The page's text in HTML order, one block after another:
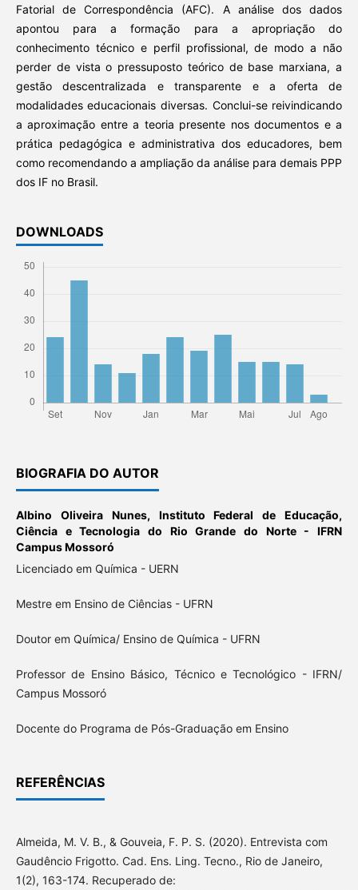
Fatorial de Correspondência (AFC). A análise dos dados
apontou para a formação para a apropriação do
conhecimento técnico e perfil profissional, de modo a não
perder de vista o pressuposto teórico de base marxiana, a
gestão descentralizada e transparente e a oferta de
modalidades educacionais diversas. Conclui-se reivindicando
a aproximação entre a teoria presente nos documentos e a
prática pedagógica e administrativa dos educadores, bem
como recomendando a ampliação da análise para demais PPP
dos IF no Brasil.
DOWNLOADS
BIOGRAFIA DO AUTOR
Albino Oliveira Nunes, Instituto Federal de Educação,
Ciência e Tecnologia do Rio Grande do Norte - IFRN
Campus Mossoró
Licenciado em Química - UERN
Mestre em Ensino de Ciências - UFRN
Doutor em Química/ Ensino de Química - UFRN
Professor de Ensino Básico, Técnico e Tecnológico - IFRN/
Campus Mossoró
Docente do Programa de Pós-Graduação em Ensino
REFERÊNCIAS
Almeida, M. V. B., & Gouveia, F. P. S. (2020). Entrevista com
Gaudêncio Frigotto. Cad. Ens. Ling. Tecno., Rio de Janeiro,
1(2), 163-174. Recuperado de: